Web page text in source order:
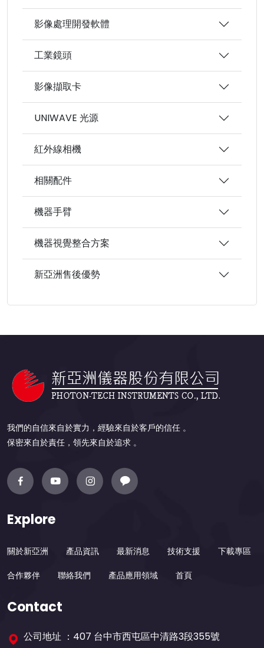
影像處理開發軟體
工業鏡頭
影像擷取卡
UNIWAVE 光源
紅外線相機
相關配件
機器手臂
機器視覺整合方案
新亞洲售後優勢
我們的自信來自於實力，經驗來自於客戶的信任 。
保密來自於責任，領先來自於追求 。
Explore
關於新亞洲 產品資訊 最新消息 技術支援 下載專區
合作夥伴 聯絡我們 產品應用領域 首頁
Contact
公司地址 ：407 台中市西屯區中清路3段355號